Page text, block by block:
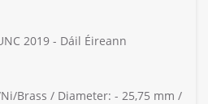
2019 - Dáil Éireann
Brass / Diameter: - 25,75 mm /